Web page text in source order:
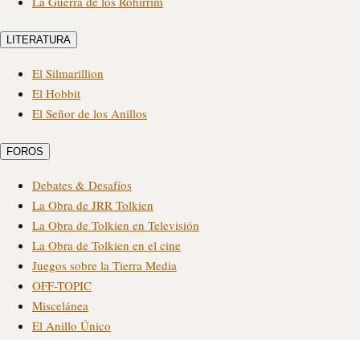
LITERATURA
El Silmarillion
El Hobbit
El Señor de los Anillos
FOROS
Debates & Desafíos
La Obra de JRR Tolkien
La Obra de Tolkien en Televisión
La Obra de Tolkien en el cine
Juegos sobre la Tierra Media
OFF-TOPIC
Miscelánea
El Anillo Único